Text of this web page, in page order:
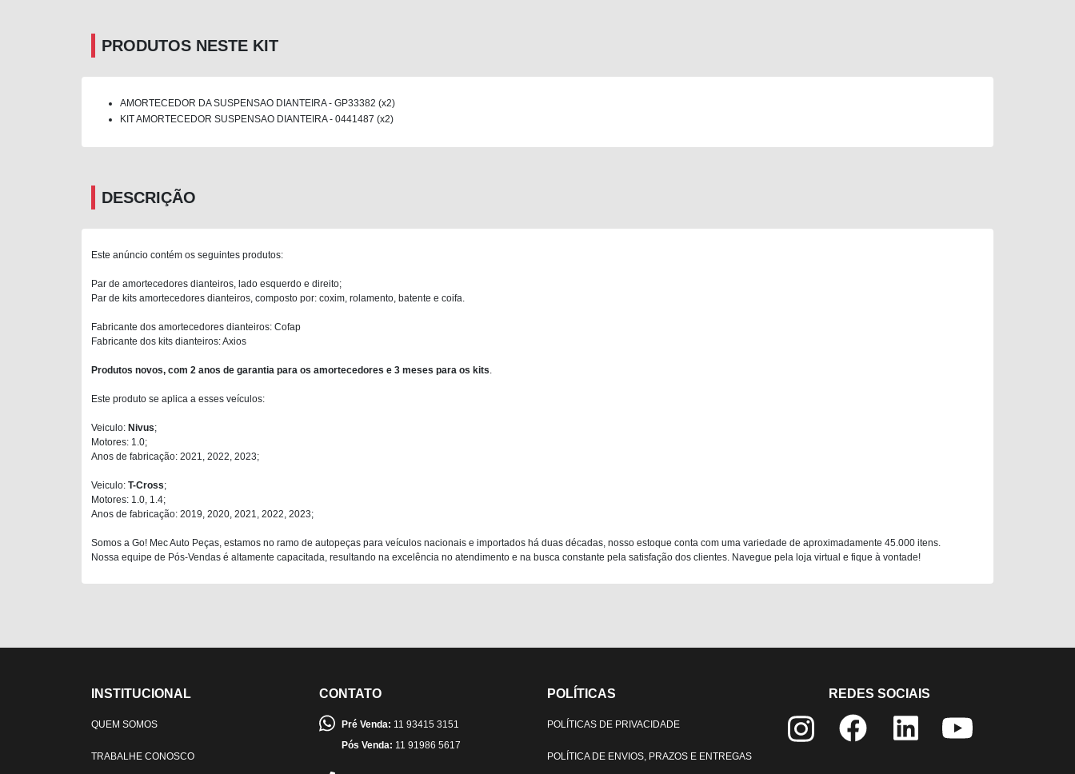
PRODUTOS NESTE KIT
AMORTECEDOR DA SUSPENSAO DIANTEIRA - GP33382 (x2)
KIT AMORTECEDOR SUSPENSAO DIANTEIRA - 0441487 (x2)
DESCRIÇÃO
Este anúncio contém os seguintes produtos:
Par de amortecedores dianteiros, lado esquerdo e direito;
Par de kits amortecedores dianteiros, composto por: coxim, rolamento, batente e coifa.
Fabricante dos amortecedores dianteiros: Cofap
Fabricante dos kits dianteiros: Axios
Produtos novos, com 2 anos de garantia para os amortecedores e 3 meses para os kits
Este produto se aplica a esses veículos:
Veiculo: Nivus;
Motores: 1.0;
Anos de fabricação: 2021, 2022, 2023;
Veiculo: T-Cross;
Motores: 1.0, 1.4;
Anos de fabricação: 2019, 2020, 2021, 2022, 2023;
Somos a Go! Mec Auto Peças, estamos no ramo de autopeças para veículos nacionais e importados há duas décadas, nosso estoque conta com uma variedade de aproximadamente 45.000 itens.
Nossa equipe de Pós-Vendas é altamente capacitada, resultando na excelência no atendimento e na busca constante pela satisfação dos clientes. Navegue pela loja virtual e fique à vontade!
INSTITUCIONAL
QUEM SOMOS
TRABALHE CONOSCO
CONTATO
Pré Venda: 11 93415 3151
Pós Venda: 11 91986 5617
POLÍTICAS
POLÍTICAS DE PRIVACIDADE
POLÍTICA DE ENVIOS, PRAZOS E ENTREGAS
REDES SOCIAIS